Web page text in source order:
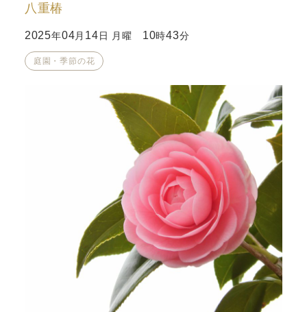
八重椿
2025年04 月 14 日 月曜 10時43分
庭園・季節の花